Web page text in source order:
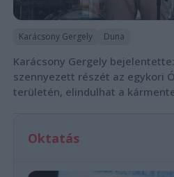
Karácsony Gergely Duna
Karácsony Gergely
szennyezett részét az egykori
területén, elindulhat a
Oktatás